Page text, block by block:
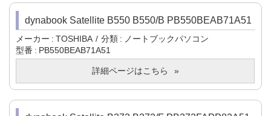
dynabook Satellite B550 B550/B PB550BEAB71A51
メーカー TOSHIBA 分類
ノートブックパソコン
型番
PB550BEAB71A51
詳細ページはこちら